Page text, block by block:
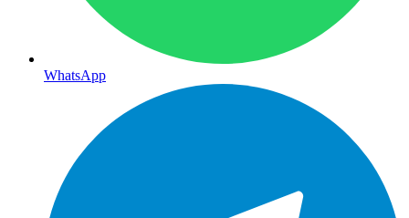
WhatsApp